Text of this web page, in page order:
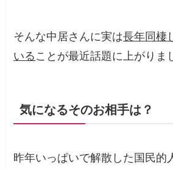
そんな中居さんに実は長年同棲
いる ことが最近話題に上がりま
気になるそのお相手は？
昨年いっぱいで解散した国民的